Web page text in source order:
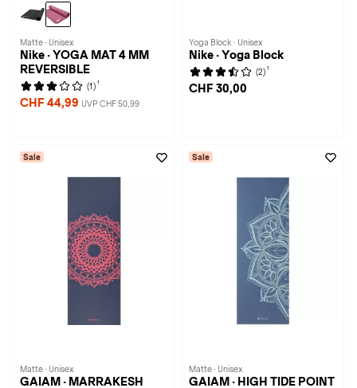
Matte · Unisex
Nike · YOGA MAT 4 MM
REVERSIBLE
(1) 1
CHF 44,99 UVP CHF 50,99
Yoga Block · Unisex
Nike · Yoga Block
(2) 1
CHF 30,00
Sale
Matte · Unisex
GAIAM · MARRAKESH
Sale
Matte · Unisex
GAIAM · HIGH TIDE POINT